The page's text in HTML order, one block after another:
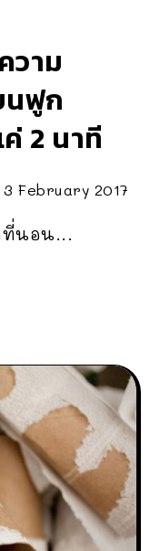
วาม
นฟูก
2 นาที
3 February 2017
ที่นอน...